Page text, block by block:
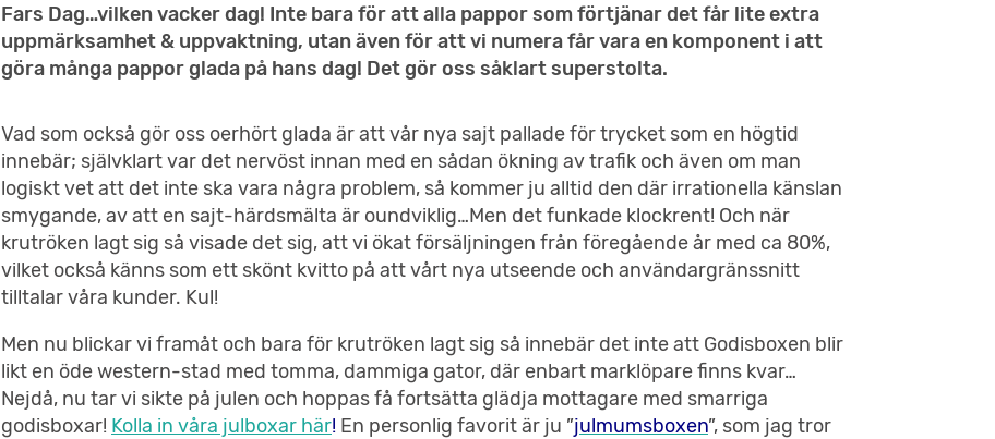
Fars Dag…vilken vacker dag! Inte bara för att alla pappor som förtjänar det får lite extra
uppmärksamhet & uppvaktning, utan även för att vi numera får vara en komponent i att
göra många pappor glada på hans dag! Det gör oss såklart superstolta.
Vad som också gör oss oerhört glada är att vår nya sajt pallade för trycket som en högtid
innebär; självklart var det nervöst innan med en sådan ökning av trafik och även om man
logiskt vet att det inte ska vara några problem, så kommer ju alltid den där irrationella känslan
smygande, av att en sajt-härdsmälta är oundviklig…Men det funkade klockrent! Och när
krutröken lagt sig så visade det sig, att vi ökat försäljningen från föregående år med ca 80%,
vilket också känns som ett skönt kvitto på att vårt nya utseende och användargränssnitt
tilltalar våra kunder. Kul!
Men nu blickar vi framåt och bara för krutröken lagt sig så innebär det inte att Godisboxen blir
likt en öde western-stad med tomma, dammiga gator, där enbart marklöpare finns kvar…
Nejdå, nu tar vi sikte på julen och hoppas få fortsätta glädja mottagare med smarriga
godisboxar! Kolla in våra julboxar här! En personlig favorit är ju ”julmumsboxen”, som jag tror